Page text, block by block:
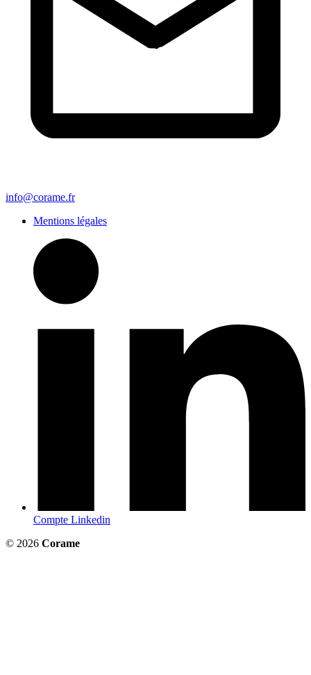
info@corame.fr
Mentions légales
Compte Linkedin
© 2026 Corame